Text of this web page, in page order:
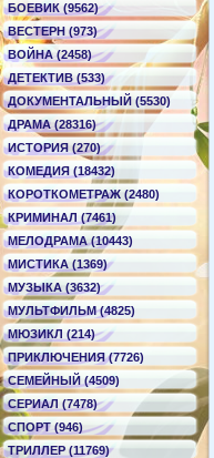
БОЕВИК (9562)
ВЕСТЕРН (973)
ВОЙНА (2458)
ДЕТЕКТИВ (533)
ДОКУМЕНТАЛЬНЫЙ (5530)
ДРАМА (28316)
ИСТОРИЯ (270)
КОМЕДИЯ (18432)
КОРОТКОМЕТРАЖ (2480)
КРИМИНАЛ (7461)
МЕЛОДРАМА (10443)
МИСТИКА (1369)
МУЗЫКА (3632)
МУЛЬТФИЛЬМ (4825)
МЮЗИКЛ (214)
ПРИКЛЮЧЕНИЯ (7726)
СЕМЕЙНЫЙ (4509)
СЕРИАЛ (7478)
СПОРТ (946)
ТРИЛЛЕР (11769)